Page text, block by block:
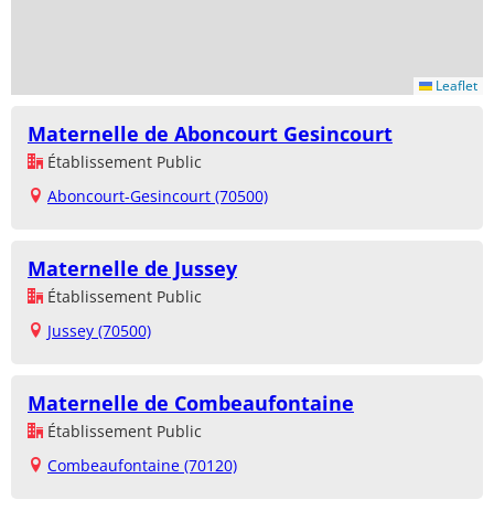
Leaflet
Maternelle de Aboncourt Gesincourt
Établissement Public
Aboncourt-Gesincourt (70500)
Maternelle de Jussey
Établissement Public
Jussey (70500)
Maternelle de Combeaufontaine
Établissement Public
Combeaufontaine (70120)